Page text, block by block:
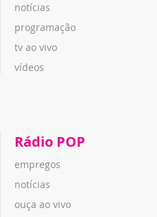
notícias
programação
tv ao vivo
vídeos
Rádio POP
empregos
notícias
ouça ao vivo